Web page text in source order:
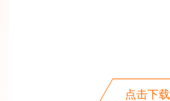
点击下载